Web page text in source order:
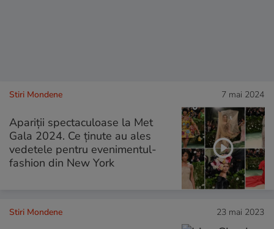
Stiri Mondene 7 mai 2024
Apariții spectaculoase la Met
Gala 2024. Ce ținute au ales
vedetele pentru evenimentul-
fashion din New York
Stiri Mondene 23 mai 2023